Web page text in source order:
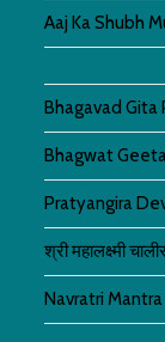
Aaj Ka Shubh
Bhagavad Gita
Bhagwat Geeta
Pratyangira
श्री महालक्ष्मी
Navratri Mantra